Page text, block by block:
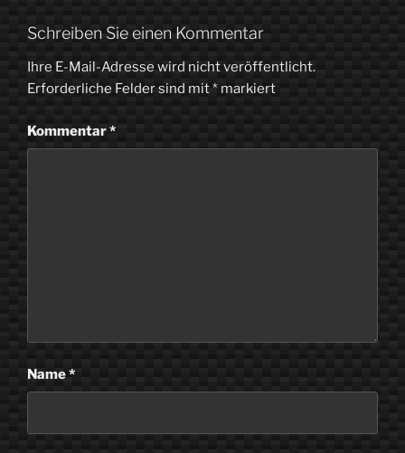
Schreiben Sie einen Kommentar
Ihre E-Mail-Adresse wird nicht veröffentlicht.
Erforderliche Felder sind mit* markiert
Kommentar*
Name*